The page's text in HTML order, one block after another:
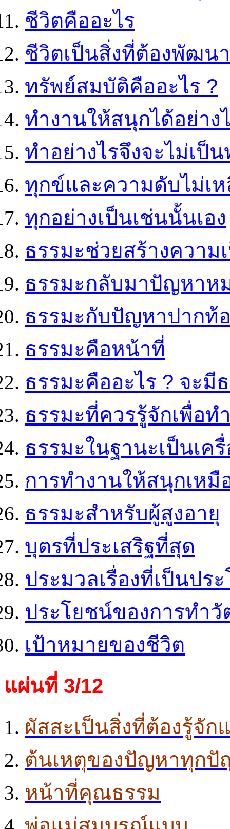
ชีวิตคืออะไร
ชีวิตเป็นสิ่งที่ต้องพัฒนา
ทรัพย์สมบัติคืออะไร ?
ทำงานให้สนุกได้อย่าง
ทำอย่างไรจึงจะไม่เป็
ทุกข์และความดับไม่เ
ทุกอย่างเป็นเช่นนั้นเอง
ธรรมะช่วยสร้างควา
ธรรมะกลับมาปัญหาห
ธรรมะกับปัญหาปากท้
ธรรมะคือหน้าที่
ธรรมะคืออะไร ? จะมี
ธรรมะที่ควรรู้จักเพื่อท
ธรรมะในฐานะเป็นเค
การทำงานให้สนุกเหมื
ธรรมะสำหรับผู้สูงอายุ
บุตรที่ประเสริฐที่สุด
ประมวลเรื่องที่เป็นปร
ประโยชน์ของการทำ
เป้าหมายของชีวิต
แผ่นที่ 3/12
ผัสสะเป็นสิ่งที่ต้องรู้จัก
ต้นเหตุของปัญหาทุกปั
หน้าที่คุณธรรม